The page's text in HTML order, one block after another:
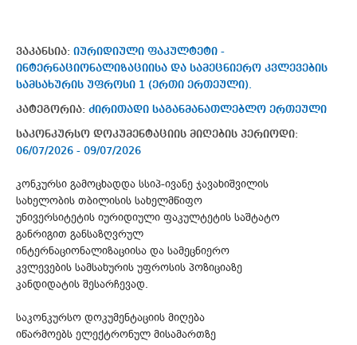
ვაკანსია: იურიდიული ფაკულტეტი -
ინტერნაციონალიზაციისა და სამეცნიერო კვლევების
სამსახურის უფროსი 1 (ერთი ერთეული).
კატეგორია: ძირითადი საგანმანათლებლო ერთეული
საკონკურსო დოკუმენტაციის მიღების პერიოდი:
06/07/2026 - 09/07/2026
კონკურსი გამოცხადდა სსიპ-ივანე ჯავახიშვილის
სახელობის თბილისის სახელმწიფო
უნივერსიტეტის იურიდიული ფაკულტეტის საშტატო
განრიგით განსაზღვრულ
ინტერნაციონალიზაციისა და სამეცნიერო
კვლევების სამსახურის უფროსის პოზიციაზე
კანდიდატის შესარჩევად.
საკონკურსო დოკუმენტაციის მიღება
იწარმოებს ელექტრონულ მისამართზე